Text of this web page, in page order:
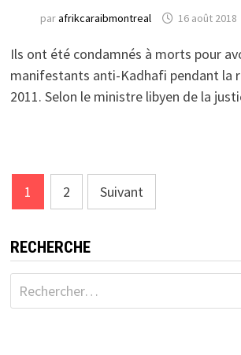
parafrikcaraibmontreal 16 août 2018
Ils ont été condamnés à morts pour
manifestants anti-Kadhafi pendant la
2011. Selon le ministre libyen de la
Pagination
des
publications
1 2 Suivant
RECHERCHE
Rechercher :